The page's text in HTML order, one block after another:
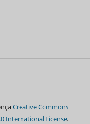
Creative Commons
International License.